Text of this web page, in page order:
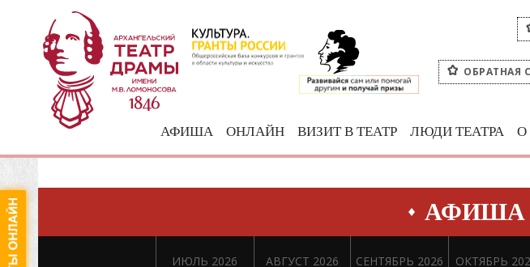
ОБРАТНАЯ
АФИША ОНЛАЙН ВИЗИТ В ТЕАТР ЛЮДИ ТЕАТРА О
АФИША
ИЮЛЬ 2026 АВГУСТ 2026 СЕНТЯБРЬ 2026 ОКТЯБРЬ